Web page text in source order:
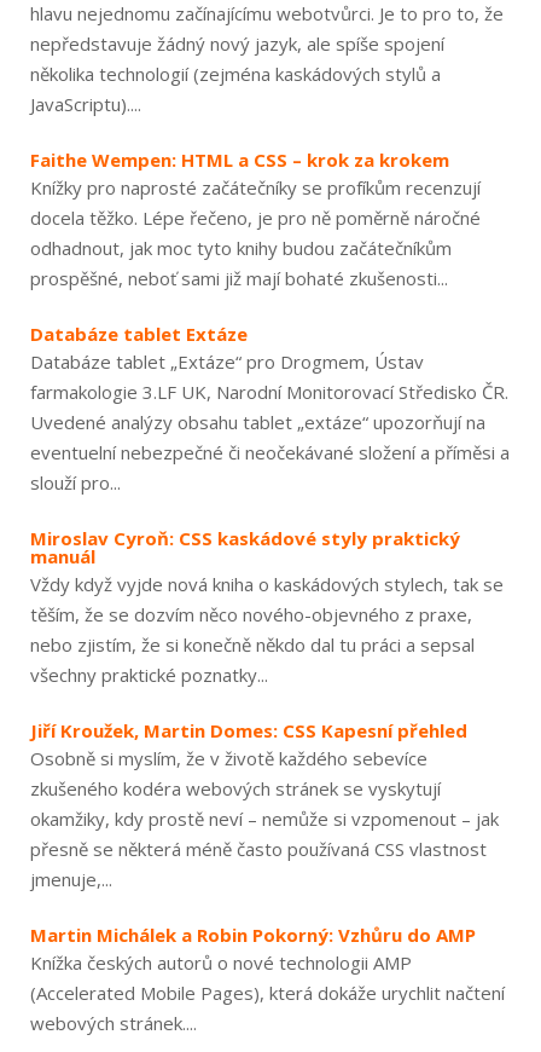
hlavu nejednomu začínajícímu webotvůrci. Je to pro to, že
nepředstavuje žádný nový jazyk, ale spíše spojení
několika technologií (zejména kaskádových stylů a
JavaScriptu)....
Faithe Wempen: HTML a CSS – krok za krokem
Knížky pro naprosté začátečníky se profíkům recenzují
docela těžko. Lépe řečeno, je pro ně poměrně náročné
odhadnout, jak moc tyto knihy budou začátečníkům
prospěšné, neboť sami již mají bohaté zkušenosti...
Databáze tablet Extáze
Databáze tablet „Extáze“ pro Drogmem, Ústav
farmakologie 3.LF UK, Narodní Monitorovací Středisko ČR.
Uvedené analýzy obsahu tablet „extáze“ upozorňují na
eventuelní nebezpečné či neočekávané složení a příměsi a
slouží pro...
Miroslav Cyroň: CSS kaskádové styly praktický
manuál
Vždy když vyjde nová kniha o kaskádových stylech, tak se
těším, že se dozvím něco nového-objevného z praxe,
nebo zjistím, že si konečně někdo dal tu práci a sepsal
všechny praktické poznatky...
Jiří Kroužek, Martin Domes: CSS Kapesní přehled
Osobně si myslím, že v životě každého sebevíce
zkušeného kodéra webových stránek se vyskytují
okamžiky, kdy prostě neví – nemůže si vzpomenout – jak
přesně se některá méně často používaná CSS vlastnost
jmenuje,...
Martin Michálek a Robin Pokorný: Vzhůru do AMP
Knížka českých autorů o nové technologii AMP
(Accelerated Mobile Pages), která dokáže urychlit načtení
webových stránek....